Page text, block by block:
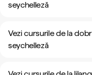
seychelleză
Vezi cursurile de la
seychelleză